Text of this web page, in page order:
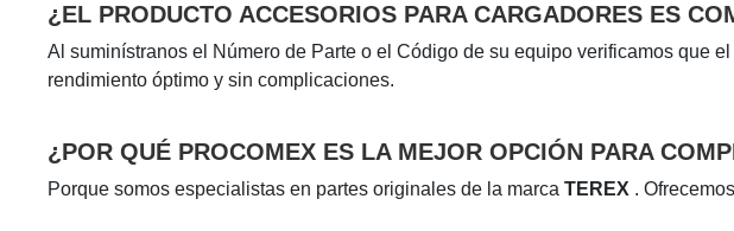
¿EL PRODUCTO ACCESORIOS PARA CARGADORES ES
Al suminístranos el Número de Parte o el Código de su equipo verificamos que
rendimiento óptimo y sin complicaciones.
¿POR QUÉ PROCOMEX ES LA MEJOR OPCIÓN PARA
Porque somos especialistas en partes originales de la marca TEREX .